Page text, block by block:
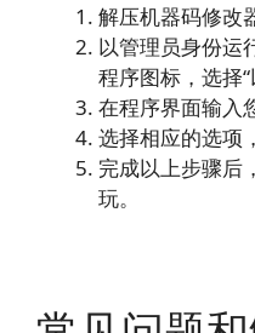
解压机器码修改
以管理员身份运
程序图标，选择“
在程序界面输入
选择相应的选项
完成以上步骤后
玩。